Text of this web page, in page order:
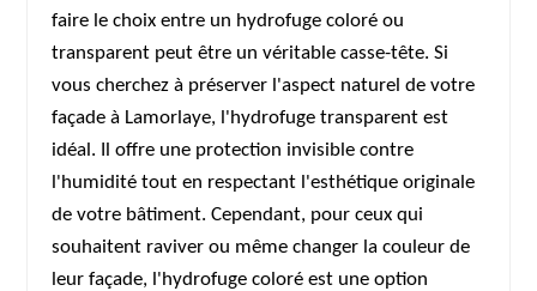
faire le choix entre un hydrofuge coloré ou
transparent peut être un véritable casse-tête. Si
vous cherchez à préserver l'aspect naturel de votre
façade à Lamorlaye, l'hydrofuge transparent est
idéal. Il offre une protection invisible contre
l'humidité tout en respectant l'esthétique originale
de votre bâtiment. Cependant, pour ceux qui
souhaitent raviver ou même changer la couleur de
leur façade, l'hydrofuge coloré est une option